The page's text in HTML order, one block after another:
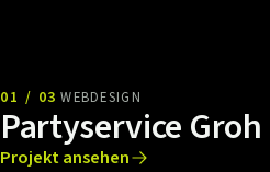
01 / 03 WEBDESIGN
Partyservice Groh
Projekt ansehen